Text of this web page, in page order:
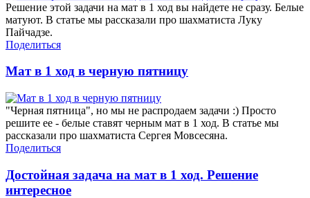
Решение этой задачи на мат в 1 ход вы найдете не сразу. Белые
матуют. В статье мы рассказали про шахматиста Луку
Пайчадзе.
Поделиться
Мат в 1 ход в черную пятницу
"Черная пятница", но мы не распродаем задачи :) Просто
решите ее - белые ставят черным мат в 1 ход. В статье мы
рассказали про шахматиста Сергея Мовсесяна.
Поделиться
Достойная задача на мат в 1 ход. Решение
интересное